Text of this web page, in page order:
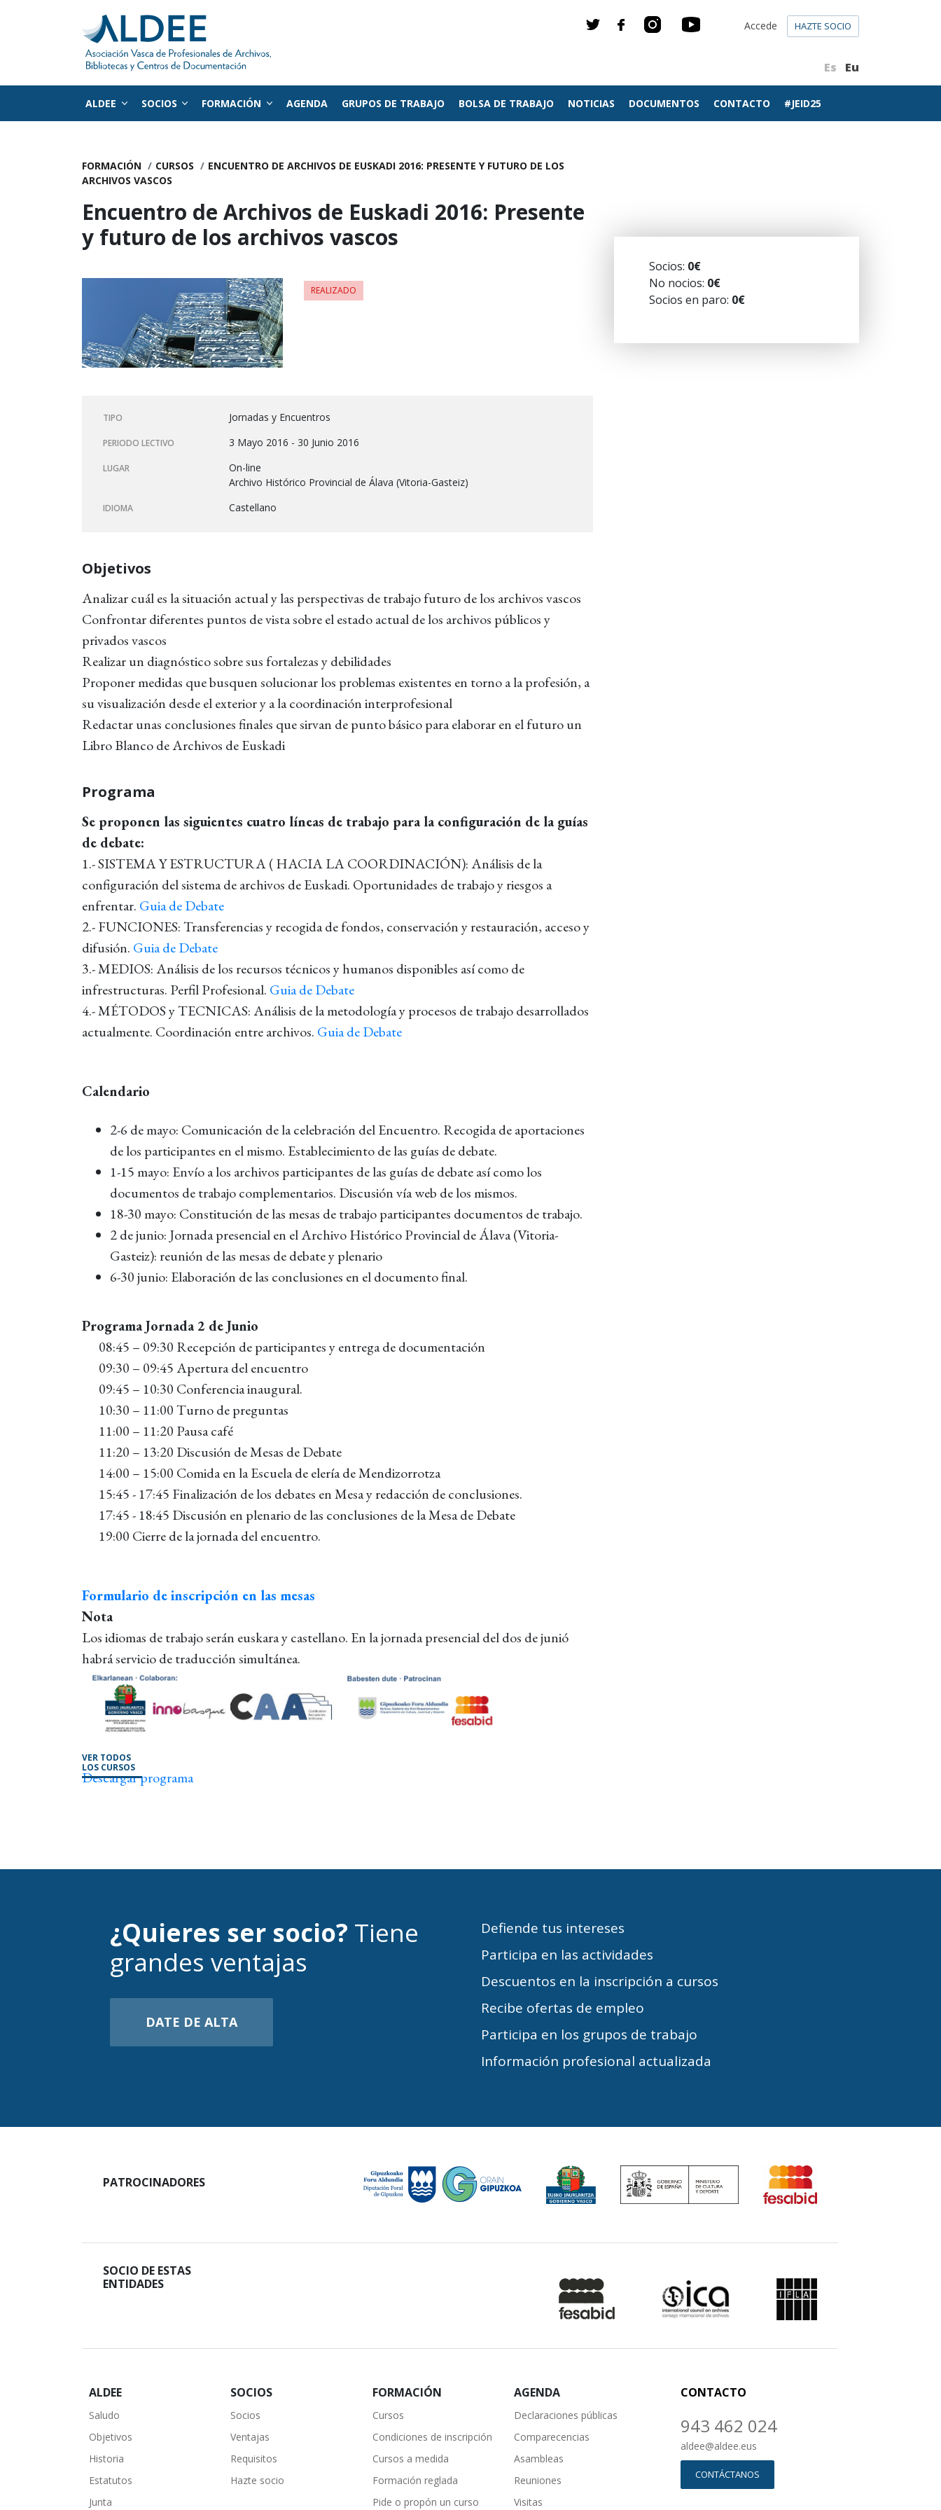
Es Eu
Accede HAZTE SOCIO
ALDEE SOCIOS FORMACIÓN AGENDA GRUPOS DE TRABAJO BOLSA DE TRABAJO NOTICIAS DOCUMENTOS CONTACTO #JEID25
FORMACIÓN CURSOS
ENCUENTRO DE ARCHIVOS DE EUSKADI 2016: PRESENTE Y FUTURO DE LOS
ARCHIVOS VASCOS
Encuentro de Archivos de Euskadi 2016: Presente
y futuro de los archivos vascos
REALIZADO
TIPO Jornadas y Encuentros
PERIODO LECTIVO 3 Mayo 2016 - 30 Junio 2016
LUGAR
On-line
Archivo Histórico Provincial de Álava (Vitoria-Gasteiz)
IDIOMA Castellano
Objetivos
Analizar cuál es la situación actual y las perspectivas de trabajo futuro de los archivos vascos
Confrontar diferentes puntos de vista sobre el estado actual de los archivos públicos y
privados vascos
Realizar un diagnóstico sobre sus fortalezas y debilidades
Proponer medidas que busquen solucionar los problemas existentes en torno a la profesión, a
su visualización desde el exterior y a la coordinación interprofesional
Redactar unas conclusiones finales que sirvan de punto básico para elaborar en el futuro un
Libro Blanco de Archivos de Euskadi
Programa
Se proponen las siguientes cuatro líneas de trabajo para la configuración de la guías
de debate:
1.- SISTEMA Y ESTRUCTURA ( HACIA LA COORDINACIÓN): Análisis de la
configuración del sistema de archivos de Euskadi. Oportunidades de trabajo y riesgos a
enfrentar. Guia de Debate
2.- FUNCIONES: Transferencias y recogida de fondos, conservación y restauración, acceso y
difusión. Guia de Debate
3.- MEDIOS: Análisis de los recursos técnicos y humanos disponibles así como de
infrestructuras. Perfil Profesional. Guia de Debate
4.- MÉTODOS y TECNICAS: Análisis de la metodología y procesos de trabajo desarrollados
actualmente. Coordinación entre archivos. Guia de Debate
Calendario
2-6 de mayo: Comunicación de la celebración del Encuentro. Recogida de aportaciones
de los participantes en el mismo. Establecimiento de las guías de debate.
1-15 mayo: Envío a los archivos participantes de las guías de debate así como los
documentos de trabajo complementarios. Discusión vía web de los mismos.
18-30 mayo: Constitución de las mesas de trabajo participantes documentos de trabajo.
2 de junio: Jornada presencial en el Archivo Histórico Provincial de Álava (Vitoria-
Gasteiz): reunión de las mesas de debate y plenario
6-30 junio: Elaboración de las conclusiones en el documento final.
Programa Jornada 2 de Junio
08:45 – 09:30 Recepción de participantes y entrega de documentación
09:30 – 09:45 Apertura del encuentro
09:45 – 10:30 Conferencia inaugural.
10:30 – 11:00 Turno de preguntas
11:00 – 11:20 Pausa café
11:20 – 13:20 Discusión de Mesas de Debate
14:00 – 15:00 Comida en la Escuela de elería de Mendizorrotza
15:45 - 17:45 Finalización de los debates en Mesa y redacción de conclusiones.
17:45 - 18:45 Discusión en plenario de las conclusiones de la Mesa de Debate
19:00 Cierre de la jornada del encuentro.
Formulario de inscripción en las mesas
Nota
Los idiomas de trabajo serán euskara y castellano. En la jornada presencial del dos de junió
habrá servicio de traducción simultánea.
Descargar programa
VER TODOS
LOS CURSOS
Socios: 0€
No nocios: 0€
Socios en paro: 0€
¿Quieres ser socio? Tiene
grandes ventajas
DATE DE ALTA
Defiende tus intereses
Participa en las actividades
Descuentos en la inscripción a cursos
Recibe ofertas de empleo
Participa en los grupos de trabajo
Información profesional actualizada
PATROCINADORES
SOCIO DE ESTAS
ENTIDADES
ALDEE
Saludo
Objetivos
Historia
Estatutos
Junta
SOCIOS
Socios
Ventajas
Requisitos
Hazte socio
FORMACIÓN
Cursos
Condiciones de inscripción
Cursos a medida
Formación reglada
Pide o propón un curso
AGENDA
Declaraciones públicas
Comparecencias
Asambleas
Reuniones
Visitas
CONTACTO
943 462 024
aldee@aldee.eus
CONTÁCTANOS